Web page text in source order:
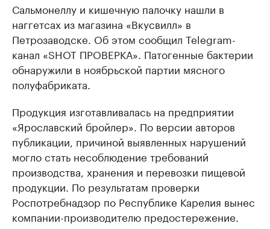
Сальмонеллу и кишечную палочку нашли в
наггетсах из магазина «Вкусвилл» в
Петрозаводске. Об этом сообщил Telegram-
канал «SHOT ПРОВЕРКА». Патогенные бактерии
обнаружили в ноябрьской партии мясного
полуфабриката.
Продукция изготавливалась на предприятии
«Ярославский бройлер». По версии авторов
публикации, причиной выявленных нарушений
могло стать несоблюдение требований
производства, хранения и перевозки пищевой
продукции. По результатам проверки
Роспотребнадзор по Республике Карелия вынес
компании-производителю предостережение.